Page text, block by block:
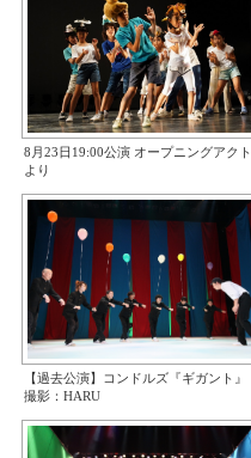
8月23日19:00公演 オープニングアクト
より
【過去公演】コンドルズ『ギガント』
撮影：HARU